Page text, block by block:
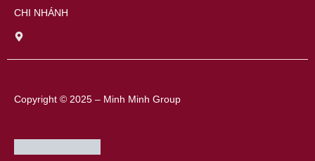
CHI NHÁNH
Copyright © 2025 – Minh Minh Group